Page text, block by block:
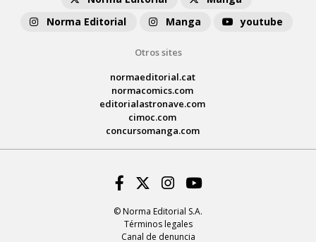
Norma Editorial
Manga youtube
Otros sites
normaeditorial.cat
normacomics.com
editorialastronave.com
cimoc.com
concursomanga.com
© Norma Editorial S.A.
Términos legales
Canal de denuncia
Facebook
Twitter
Instagram
Youtube